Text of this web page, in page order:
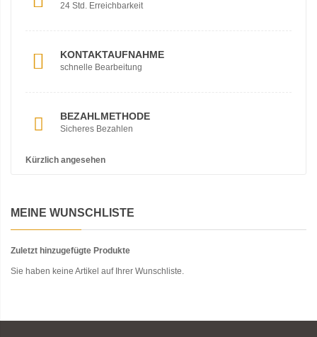
24 Std. Erreichbarkeit
KONTAKTAUFNAHME
schnelle Bearbeitung
BEZAHLMETHODE
Sicheres Bezahlen
Kürzlich angesehen
MEINE WUNSCHLISTE
Zuletzt hinzugefügte Produkte
Sie haben keine Artikel auf Ihrer Wunschliste.